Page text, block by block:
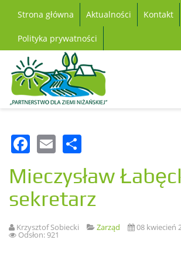
Strona główna Aktualności Kontakt
Polityka prywatności
Facebook
Email
Mieczysław
sekretarz
Krzysztof Sobiecki Zarząd 08 kwiecień
Odsłon: 921